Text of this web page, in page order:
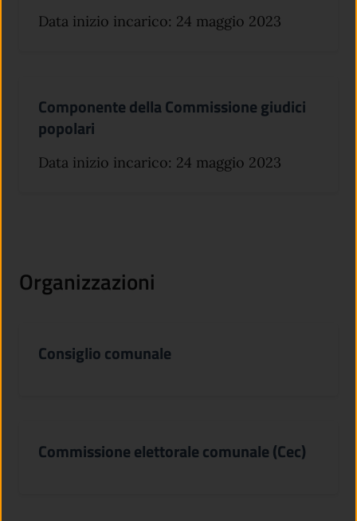
Data inizio incarico: 24 maggio 2023
Componente della Commissione giudici
popolari
Data inizio incarico: 24 maggio 2023
Organizzazioni
Consiglio comunale
Commissione elettorale comunale (Cec)